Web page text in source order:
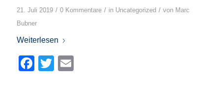
21. Juli 2019 / 0 Kommentare / in Uncategorized / von Marc
Bubner
Weiterlesen
Facebook
Twitter